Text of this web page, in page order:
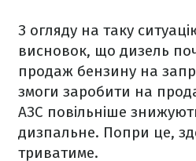
З огляду на таку
висновок, що дизель
продаж бензину на
змоги заробити на
АЗС повільніше
дизпальне. Попри це,
триватиме.